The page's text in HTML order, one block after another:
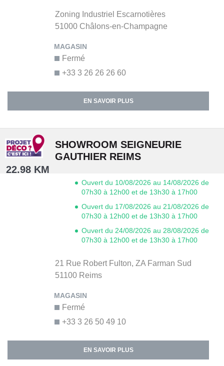
Zoning Industriel Escarnotières
51000 Châlons-en-Champagne
+33 3 26 26 26 60
Fermé
EN SAVOIR PLUS
22.98 KM
SHOWROOM SEIGNEURIE
GAUTHIER REIMS
21 Rue Robert Fulton, ZA Farman Sud
51100 Reims
+33 3 26 50 49 10
Fermé
Ouvert du 10/08/2026 au 14/08/2026 de
07h30 à 12h00 et de 13h30 à 17h00
Ouvert du 17/08/2026 au 21/08/2026 de
07h30 à 12h00 et de 13h30 à 17h00
Ouvert du 24/08/2026 au 28/08/2026 de
07h30 à 12h00 et de 13h30 à 17h00
EN SAVOIR PLUS